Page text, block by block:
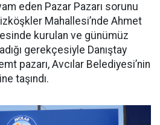
eden Pazar Pazarı sorunu
Mahallesi’nde Ahmet
kurulan ve günümüz
gerekçesiyle Danıştay
pazarı, Avcılar Belediyesi’nin
taşındı.